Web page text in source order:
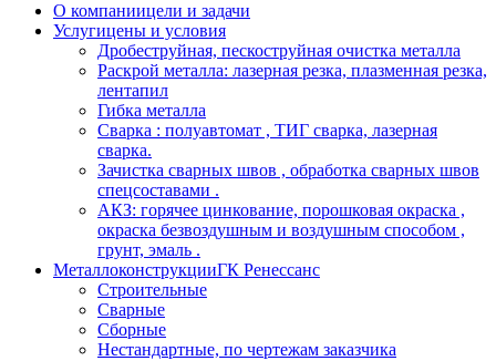
О компаниицели и задачи
Услугицены и условия
Дробеструйная, пескоструйная очистка металла
Раскрой металла: лазерная резка, плазменная резка,
лентапил
Гибка металла
Сварка : полуавтомат , ТИГ сварка, лазерная
сварка.
Зачистка сварных швов , обработка сварных швов
спецсоставами .
АКЗ: горячее цинкование, порошковая окраска ,
окраска безвоздушным и воздушным способом ,
грунт, эмаль .
МеталлоконструкцииГК Ренессанс
Строительные
Сварные
Сборные
Нестандартные, по чертежам заказчика